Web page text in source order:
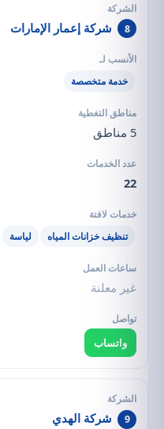
8 شركة إعمار الإمارات
خدمة متخصصة
5 مناطق
22
تنظيف خزانات المياه لياسة
غير معلنة
واتساب
9 شركة الهدي